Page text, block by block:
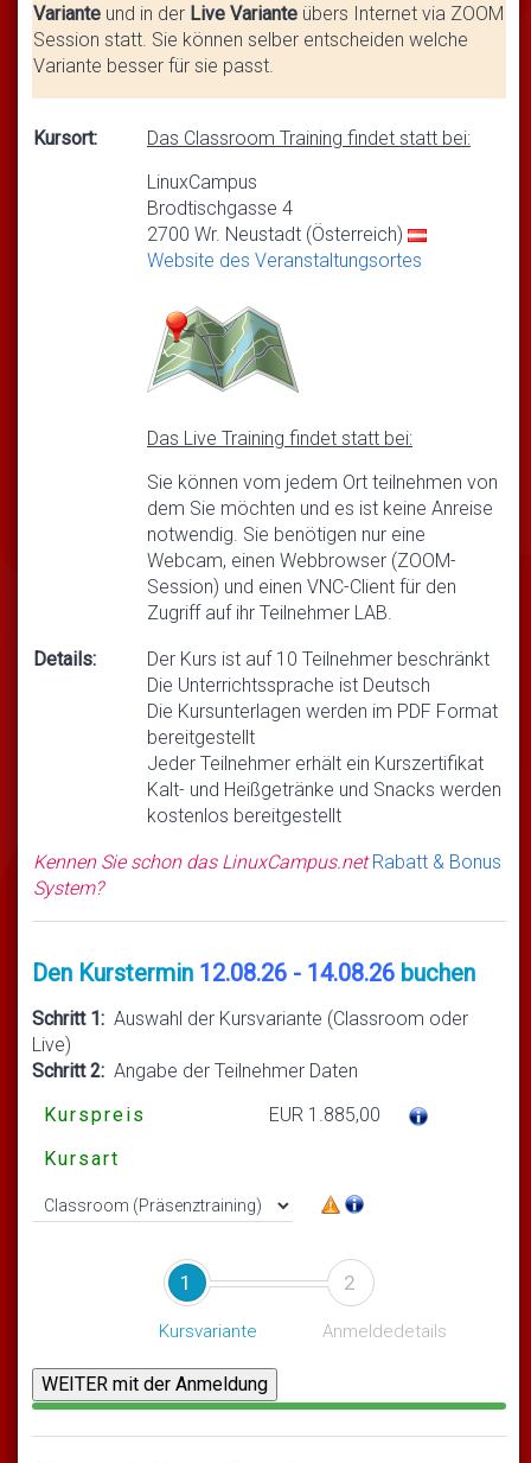
Variante und in der Live Variante übers Internet via ZOOM
Session statt. Sie können selber entscheiden welche
Variante besser für sie passt.
Kursort:
Das Classroom Training findet statt bei:
LinuxCampus
Brodtischgasse 4
2700 Wr. Neustadt (Österreich)
Website des Veranstaltungsortes
Das Live Training findet statt bei:
Sie können vom jedem Ort teilnehmen von
dem Sie möchten und es ist keine Anreise
notwendig. Sie benötigen nur eine
Webcam, einen Webbrowser (ZOOM-
Session) und einen VNC-Client für den
Zugriff auf ihr Teilnehmer LAB.
Details:
Der Kurs ist auf 10 Teilnehmer beschränkt
Die Unterrichtssprache ist Deutsch
Die Kursunterlagen werden im PDF Format
bereitgestellt
Jeder Teilnehmer erhält ein Kurszertifikat
Kalt- und Heißgetränke und Snacks werden
kostenlos bereitgestellt
Kennen Sie schon das LinuxCampus.netRabatt & Bonus
System?
Den Kurstermin 12.08.26 - 14.08.26 buchen
Schritt 1: Auswahl der Kursvariante (Classroom oder
Live)
Schritt 2: Angabe der Teilnehmer Daten
Kurspreis
EUR 1.885,00
Kursart
1
Kursvariante
2
Anmeldedetails